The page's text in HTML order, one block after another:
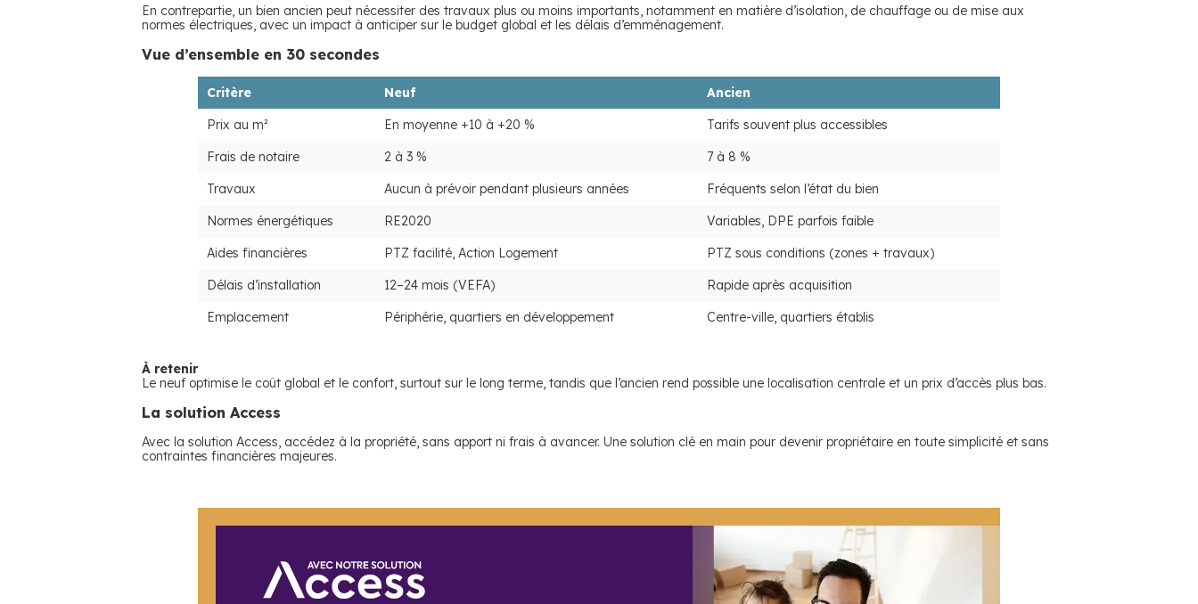
En contrepartie, un bien ancien peut nécessiter des travaux plus ou moins importants, notamment en matière d’isolation, de chauffage ou de mise aux
normes électriques, avec un impact à anticiper sur le budget global et les délais d’emménagement.
Vue d’ensemble en 30 secondes
Critère Neuf
Ancien
Prix au m²
En moyenne +10 à +20 %
Tarifs souvent plus accessibles
Frais de notaire
2 à 3 %
7 à 8 %
Travaux
Aucun à prévoir pendant plusieurs années
Fréquents selon l’état du bien
Normes énergétiques
RE2020
Variables, DPE parfois faible
Aides financières
PTZ facilité, Action Logement
PTZ sous conditions (zones + travaux)
Délais d’installation
12–24 mois (VEFA)
Rapide après acquisition
Emplacement
Périphérie, quartiers en développement Centre-ville, quartiers établis
À retenir
Le neuf optimise le coût global et le confort, surtout sur le long terme, tandis que l’ancien rend possible une localisation centrale et un prix d’accès plus bas.
La solution Access
Avec la solution Access, accédez à la propriété, sans apport ni frais à avancer. Une solution clé en main pour devenir propriétaire en toute simplicité et sans
contraintes financières majeures.